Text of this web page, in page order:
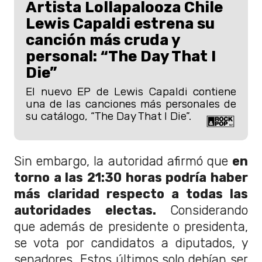
Artista Lollapalooza Chile
Lewis Capaldi estrena su
canción más cruda y
personal: “The Day That I
Die”
El nuevo EP de Lewis Capaldi contiene
una de las canciones más personales de
su catálogo, “The Day That I Die”.
Sin embargo, la autoridad afirmó que en
torno a las 21:30 horas podría haber
más claridad respecto a todas las
autoridades electas. Considerando
que además de presidente o presidenta,
se vota por candidatos a diputados, y